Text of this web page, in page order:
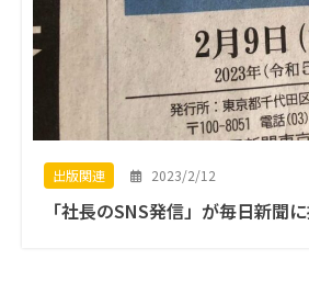
出版関連 2023/2/12
「社長のSNS発信」が毎日新聞